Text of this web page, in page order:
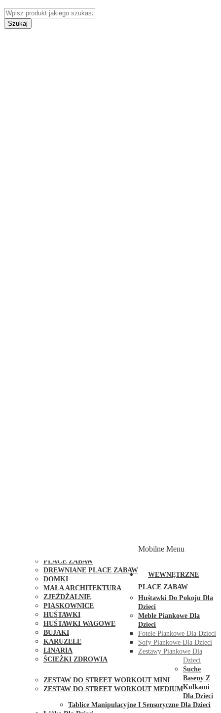
Szukaj
PLACE ZABAW
DREWNIANE PLACE ZABAW
DOMKI
MAŁA ARCHITEKTURA
ZJEŻDŻALNIE
PIASKOWNICE
HUŚTAWKI
HUŚTAWKI WAGOWE
BUJAKI
KARUZELE
LINARIA
ŚCIEŻKI ZDROWIA
ZESTAW DO STREET WORKOUT MINI
ZESTAW DO STREET WORKOUT MEDIUM
Mobilne Menu
WEWNĘTRZNE
PLACE ZABAW
Huśtawki Do Pokoju Dla
Dzieci
Meble Piankowe Dla
Dzieci
Fotele Piankowe Dla Dzieci
Sofy Piankowe Dla Dzieci
Zestawy Piankowe Dla
Dzieci
Suche
Baseny Z
Kulkami
Dla Dzieci
Tablice Manipulacyjne I Sensoryczne Dla Dzieci